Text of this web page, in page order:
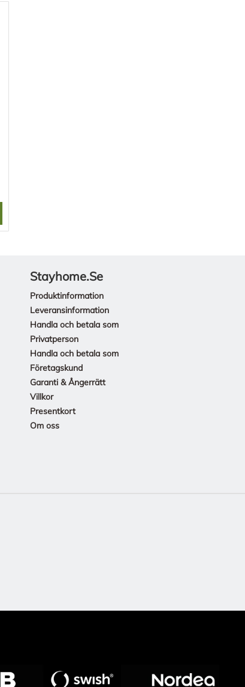
Stayhome.se
Produktinformation
Leveransinformation
Handla och betala som
Privatperson
Handla och betala som
Företagskund
Garanti & Ångerrätt
Villkor
Presentkort
Om oss